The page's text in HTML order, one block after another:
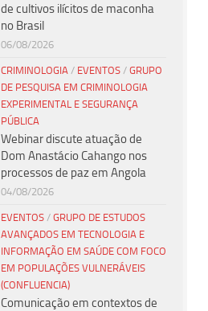
de cultivos ilícitos de maconha
no Brasil
06/08/2026
CRIMINOLOGIA / EVENTOS / GRUPO
DE PESQUISA EM CRIMINOLOGIA
EXPERIMENTAL E SEGURANÇA
PÚBLICA
Webinar discute atuação de
Dom Anastácio Cahango nos
processos de paz em Angola
04/08/2026
EVENTOS / GRUPO DE ESTUDOS
AVANÇADOS EM TECNOLOGIA E
INFORMAÇÃO EM SAÚDE COM FOCO
EM POPULAÇÕES VULNERÁVEIS
(CONFLUENCIA)
Comunicação em contextos de